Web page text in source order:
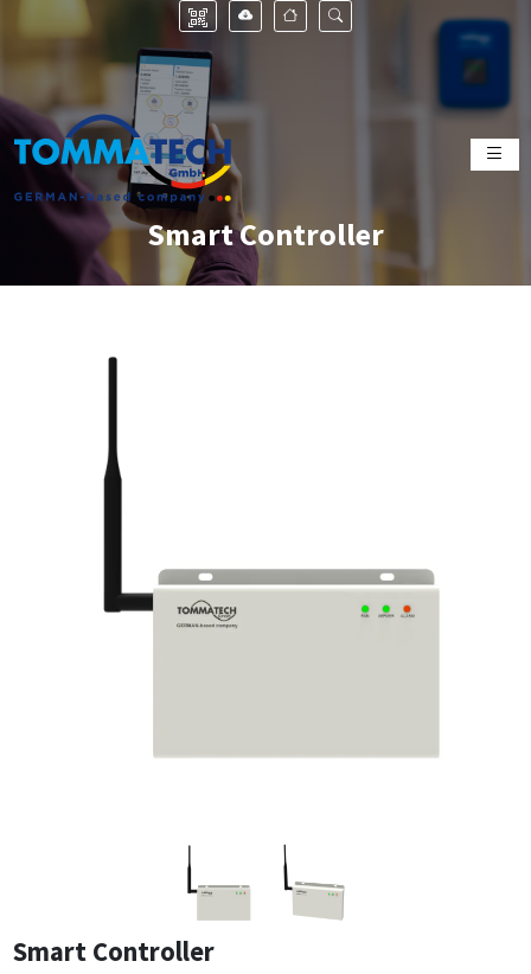
Smart Controller
Smart Controller